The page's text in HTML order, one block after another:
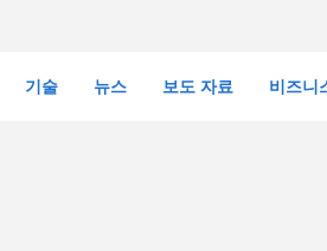
기술 뉴스 보도 자료 비즈니